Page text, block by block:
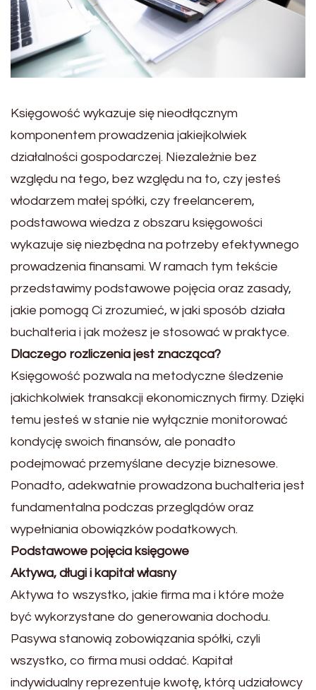
Księgowość wykazuje się nieodłącznym
komponentem prowadzenia jakiejkolwiek
działalności gospodarczej. Niezależnie bez
względu na tego, bez względu na to, czy jesteś
włodarzem małej spółki, czy freelancerem,
podstawowa wiedza z obszaru księgowości
wykazuje się niezbędna na potrzeby efektywnego
prowadzenia finansami. W ramach tym tekście
przedstawimy podstawowe pojęcia oraz zasady,
jakie pomogą Ci zrozumieć, w jaki sposób działa
buchalteria i jak możesz je stosować w praktyce.
Dlaczego rozliczenia jest znacząca?
Księgowość pozwala na metodyczne śledzenie
jakichkolwiek transakcji ekonomicznych firmy. Dzięki
temu jesteś w stanie nie wyłącznie monitorować
kondycję swoich finansów, ale ponadto
podejmować przemyślane decyzje biznesowe.
Ponadto, adekwatnie prowadzona buchalteria jest
fundamentalna podczas przeglądów oraz
wypełniania obowiązków podatkowych.
Podstawowe pojęcia księgowe
Aktywa, długi i kapitał własny
Aktywa to wszystko, jakie firma ma i które może
być wykorzystane do generowania dochodu.
Pasywa stanowią zobowiązania spółki, czyli
wszystko, co firma musi oddać. Kapitał
indywidualny reprezentuje kwotę, którą udziałowcy